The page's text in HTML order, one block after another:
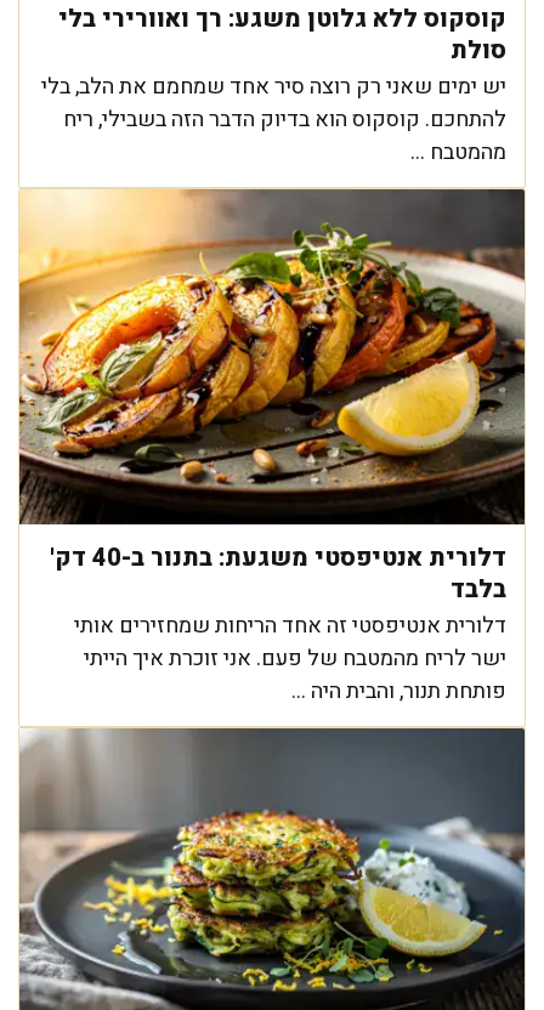
קוסקוס ללא גלוטן משגע: רך ואוורירי בלי
סולת
יש ימים שאני רק רוצה סיר אחד שמחמם את הלב, בלי
להתחכם. קוסקוס הוא בדיוק הדבר הזה בשבילי, ריח
מהמטבח ...
דלורית אנטיפסטי משגעת: בתנור ב-40 דק'
בלבד
דלורית אנטיפסטי זה אחד הריחות שמחזירים אותי
ישר לריח מהמטבח של פעם. אני זוכרת איך הייתי
פותחת תנור, והבית היה ...